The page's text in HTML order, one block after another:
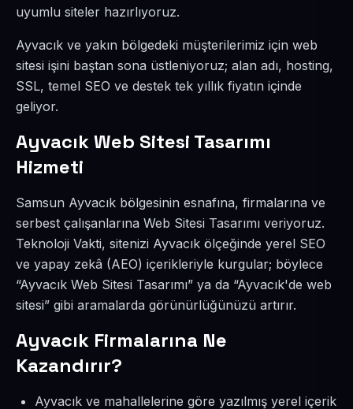
uyumlu siteler hazırlıyoruz.
Ayvacık ve yakın bölgedeki müşterilerimiz için web
sitesi işini baştan sona üstleniyoruz; alan adı, hosting,
SSL, temel SEO ve destek tek yıllık fiyatın içinde
geliyor.
Ayvacık Web Sitesi Tasarımı
Hizmeti
Samsun Ayvacık bölgesinin esnafına, firmalarına ve
serbest çalışanlarına Web Sitesi Tasarımı veriyoruz.
Teknoloji Vakti, sitenizi Ayvacık ölçeğinde yerel SEO
ve yapay zekâ (AEO) içerikleriyle kurgular; böylece
“Ayvacık Web Sitesi Tasarımı” ya da “Ayvacık'de web
sitesi” gibi aramalarda görünürlüğünüzü artırır.
Ayvacık Firmalarına Ne
Kazandırır?
Ayvacık ve mahallelerine göre yazılmış yerel içerik